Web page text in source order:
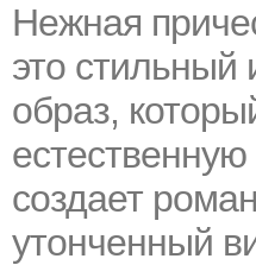
Нежная
это стильный
образ,
естественную
создает
утонченный